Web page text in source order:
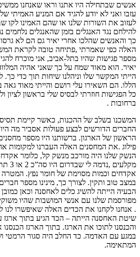
אנשים שבתחילה היו אתנו וראו שאנחנו
עזבו ואני לא יודע להגיד אם המניע האמיתי
לעזוב את השורות שלנו או שהם האמינו לקו
להילחם נגד האנגלים בזמן שהאנגלים נלחמים
כך והאנשים שהלכו אחרי יאיר גם הם לא
האלה כפי שאמרתי ,פתיחה טובה לקראת
מספר פגישות שהיו בתל-אביב, אני מוכרח
יאיר. הוא מאוד שמח על כך שאני אהיה
הייתי המקשר שלו וניהלנו שיחות תוך כדי
הללו. הם השאירו עלי רושם והייתי מאוד
כל הפגישות חוזרתי לבסיס שלי בראשון לציון
ברחובות .
המשכנו בשלב של ההכנות, כאשר קיימת
החברים הדורשים לבצע פעולות אסביר מה
הראשון של הארגון. ברשותנו היו מספר
פילוג .את המחסנים האלה העברנו למקומות
הנשק שלנו היה מורכב מנשק קל, כלומר
אקדחים וכמות מסוימת של חומר נפץ.
במצב טוב ותקין. לצורך כך, מינינו מספר
הבעיה הייתה להשיג כלים לאחסנה וכאן
מפורסמת שלנו עם אנשי המושבות שהיו
. אנחנו לקחנו את הכדים האלה שאיפשרו לנו
שיטת האחסנה הייתה – הכד הגיע בתוך ארגז
והכנסנו לתוכו את הארגז. בתוך הארגז
במגע עם האדמה. כד החלב היה סגור הרמטי
המתאימה.